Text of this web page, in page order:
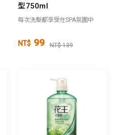
型750ml
每次洗髮都享受在SPA氛圍中
NT$ 99 NT$ 139